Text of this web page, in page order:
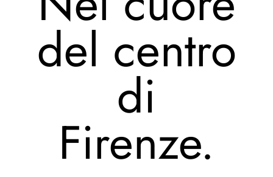
del centro
di
Firenze.